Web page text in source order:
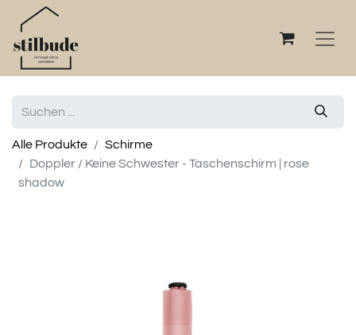
Alle Produkte
Schirme
Doppler / Keine Schwester - Taschenschirm | rose
shadow